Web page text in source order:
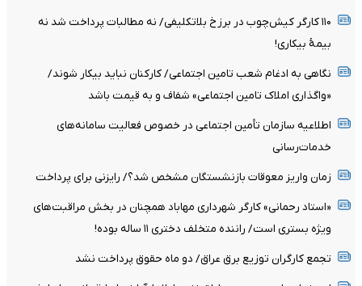
۱۱۰ کارگر کیش‌چوب در برزخ بلاتکلیفی/ نه مطالبات پرداخت شد نه
بیمۀ بیکاری!
نگاهی به ادغام شعب تامین اجتماعی/ کارکنان نباید بیکار شوند/
«واگذاری املاک تامین اجتماعی» شفاف و به قیمت باشد
اطلاعیه سازمان تأمین اجتماعی در خصوص فعالیت سامانه‌های
خدمات‌رسانی
زمان واریز معوقات بازنشستگان مشخص شد؟/ رایزنی برای پرداخت
«استاد رحمانی» کارگر شهرداری مهاباد همچنان در بخش مراقبت‌های
ویژه بستری است/ راننده متخلف دختری ۱۱ ساله بوده!
تجمع کارگران توزیع برق عراق/ دو ماه حقوق پرداخت نشد